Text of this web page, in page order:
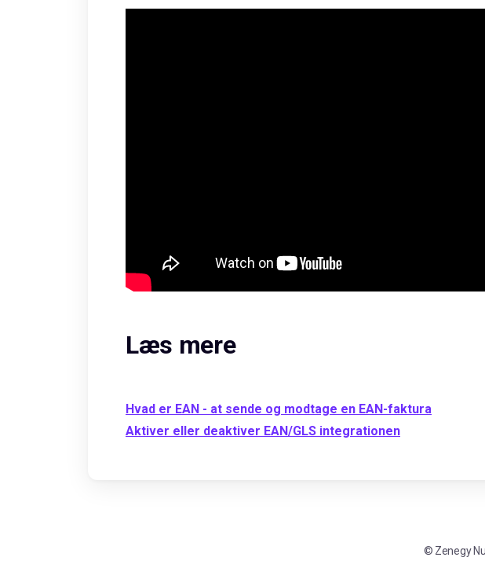
Læs mere
Hvad er EAN - at sende og modtage en EAN-faktura
Aktiver eller deaktiver EAN/GLS integrationen
© Zenegy